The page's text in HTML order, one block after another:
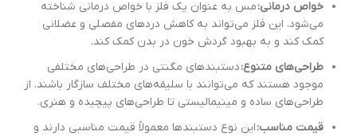
خواص درمانی:مس به عنوان یک فلز با خواص درمانی شناخته
می‌شود. این فلز می‌تواند به کاهش دردهای مفصلی و عضلانی
کمک کند و به بهبود گردش خون در بدن کمک کند.
طراحی‌های متنوع:دستبندهای مگنتی در طراحی‌های مختلفی
موجود هستند که می‌توانند با سلیقه‌های مختلف سازگار باشند. از
طراحی‌های ساده و مینیمالیستی تا طراحی‌های پیچیده و هنری.
قیمت مناسب:این نوع دستبندها معمولاً قیمت مناسبی دارند و